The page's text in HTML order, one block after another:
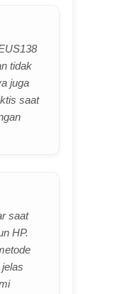
tidak
juga
saat
saat
HP.